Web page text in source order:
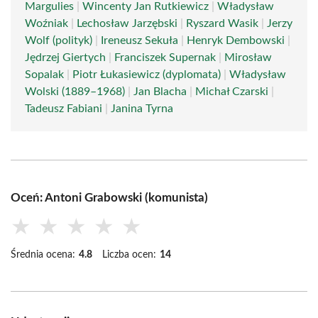
Margulies Wincenty Jan Rutkiewicz
Władysław
Woźniak
Lechosław Jarzębski Ryszard Wasik
Jerzy
Wolf (polityk)
Ireneusz Sekuła Henryk Dembowski
Jędrzej Giertych
Franciszek Supernak
Mirosław
Sopalak
Piotr Łukasiewicz (dyplomata)
Władysław
Wolski (1889–1968)
Jan Blacha Michał Czarski
Tadeusz Fabiani
Janina Tyrna
Oceń: Antoni Grabowski (komunista)
★ ★ ★ ★ ★
Średnia ocena: 4.8 Liczba ocen: 14